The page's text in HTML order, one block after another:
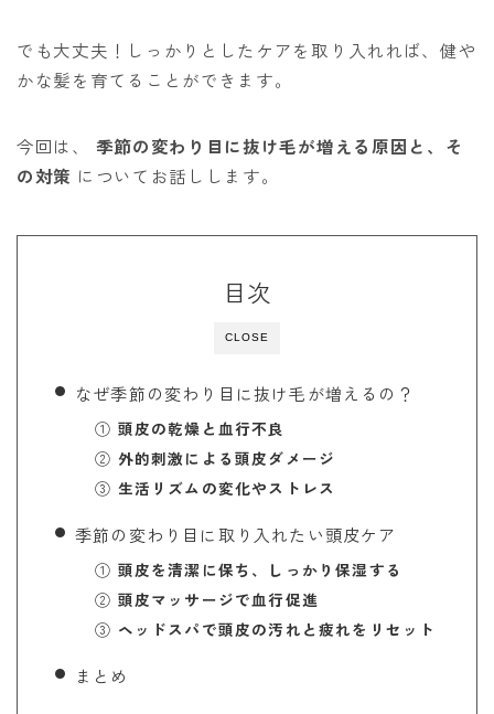
でも大丈夫！しっかりとしたケアを取り入れれば、健や
かな髪を育てることができます。
今回は、 季節の変わり目に抜け毛が増える原因と、そ
の対策 についてお話しします。
CLOSE
目次
なぜ季節の変わり目に抜け毛が増えるの？
① 頭皮の乾燥と血行不良
② 外的刺激による頭皮ダメージ
③ 生活リズムの変化やストレス
季節の変わり目に取り入れたい頭皮ケア
① 頭皮を清潔に保ち、しっかり保湿する
② 頭皮マッサージで血行促進
③ ヘッドスパで頭皮の汚れと疲れをリセット
まとめ